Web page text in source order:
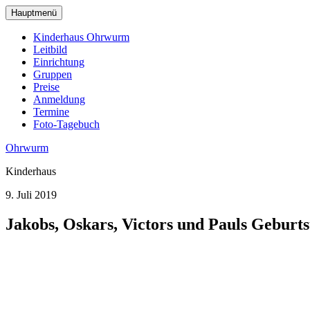
zum
Hauptinhalt
wechseln
Hauptmenü
Kinderhaus Ohrwurm
Leitbild
Einrichtung
Gruppen
Preise
Anmeldung
Termine
Foto-Tagebuch
Ohrwurm
Kinderhaus
9. Juli 2019
Jakobs, Oskars, Victors und Pauls